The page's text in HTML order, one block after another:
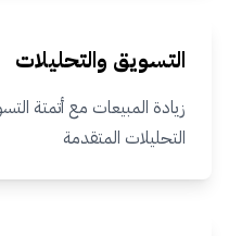
التسويق والتحليلات
زيادة المبيعات مع أتمتة
التحليلات المتقدمة